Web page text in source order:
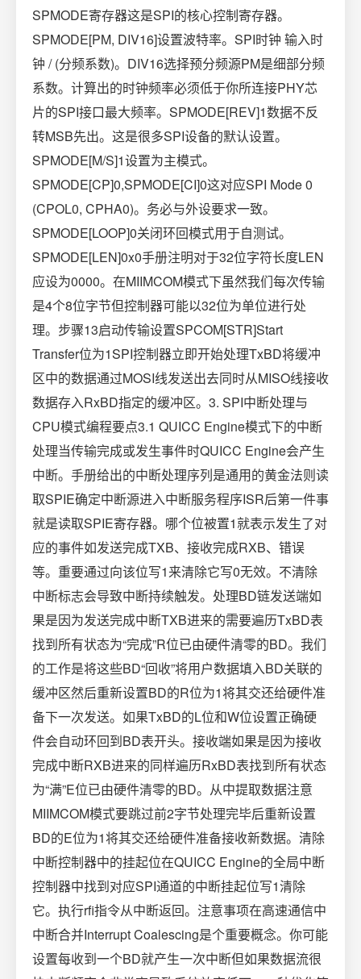
SPMODE寄存器这是SPI的核心控制寄存器。
SPMODE[PM, DIV16]设置波特率。SPI时钟 输入时
钟 / (分频系数)。DIV16选择预分频源PM是细部分频
系数。计算出的时钟频率必须低于你所连接PHY芯
片的SPI接口最大频率。SPMODE[REV]1数据不反
转MSB先出。这是很多SPI设备的默认设置。
SPMODE[M/S]1设置为主模式。
SPMODE[CP]0,SPMODE[CI]0这对应SPI Mode 0
(CPOL0, CPHA0)。务必与外设要求一致。
SPMODE[LOOP]0关闭环回模式用于自测试。
SPMODE[LEN]0x0手册注明对于32位字符长度LEN
应设为0000。在MIIMCOM模式下虽然我们每次传输
是4个8位字节但控制器可能以32位为单位进行处
理。步骤13启动传输设置SPCOM[STR]Start
Transfer位为1SPI控制器立即开始处理TxBD将缓冲
区中的数据通过MOSI线发送出去同时从MISO线接收
数据存入RxBD指定的缓冲区。3. SPI中断处理与
CPU模式编程要点3.1 QUICC Engine模式下的中断
处理当传输完成或发生事件时QUICC Engine会产生
中断。手册给出的中断处理序列是通用的黄金法则读
取SPIE确定中断源进入中断服务程序ISR后第一件事
就是读取SPIE寄存器。哪个位被置1就表示发生了对
应的事件如发送完成TXB、接收完成RXB、错误
等。重要通过向该位写1来清除它写0无效。不清除
中断标志会导致中断持续触发。处理BD链发送端如
果是因为发送完成中断TXB进来的需要遍历TxBD表
找到所有状态为“完成”R位已由硬件清零的BD。我们
的工作是将这些BD“回收”将用户数据填入BD关联的
缓冲区然后重新设置BD的R位为1将其交还给硬件准
备下一次发送。如果TxBD的L位和W位设置正确硬
件会自动环回到BD表开头。接收端如果是因为接收
完成中断RXB进来的同样遍历RxBD表找到所有状态
为“满”E位已由硬件清零的BD。从中提取数据注意
MIIMCOM模式要跳过前2字节处理完毕后重新设置
BD的E位为1将其交还给硬件准备接收新数据。清除
中断控制器中的挂起位在QUICC Engine的全局中断
控制器中找到对应SPI通道的中断挂起位写1清除
它。执行rfi指令从中断返回。注意事项在高速通信中
中断合并Interrupt Coalescing是个重要概念。你可能
设置每收到一个BD就产生一次中断但如果数据流很